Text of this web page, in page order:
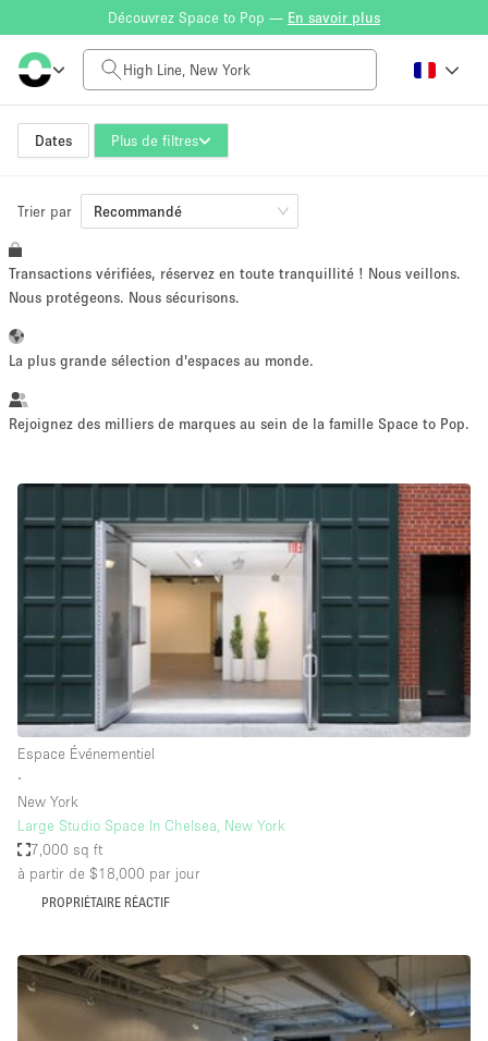
Découvrez Space to Pop — En savoir plus
Dates Plus de filtres
Tarif à la journée
$0
Taille de l'espace
~ 13 personnes
Vente au
Showroom Événement Art Alimentation
Séance de
Conférence Réunion Bureaux
Local
Commercial
Partagé
Type de l'espace
Atelier
Autre
Bateau
Boutique en Partage
Bureaux
Trier par Recommandé
Transactions vérifiées, réservez en toute tranquillité ! Nous veillons.
Nous protégeons. Nous sécurisons.
La plus grande sélection d'espaces au monde.
Rejoignez des milliers de marques au sein de la famille Space to Pop.
Espace Événementiel
∙
New York
Large Studio Space In Chelsea, New York
7,000 sq ft
à partir de $18,000 par jour
PROPRIÉTAIRE RÉACTIF